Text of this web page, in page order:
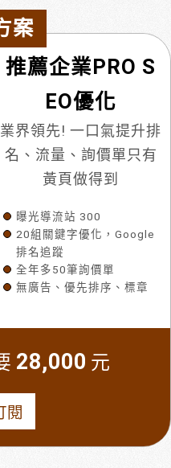
案
推薦企業PRO S
EO優化
業界領先! 一口氣提升排
名、流量、詢價單只有
黃頁做得到
曝光導流站 300
20組關鍵字優化，Google
排名追蹤
全年多50筆詢價單
無廣告、優先排序、標章
28,000 元
閱